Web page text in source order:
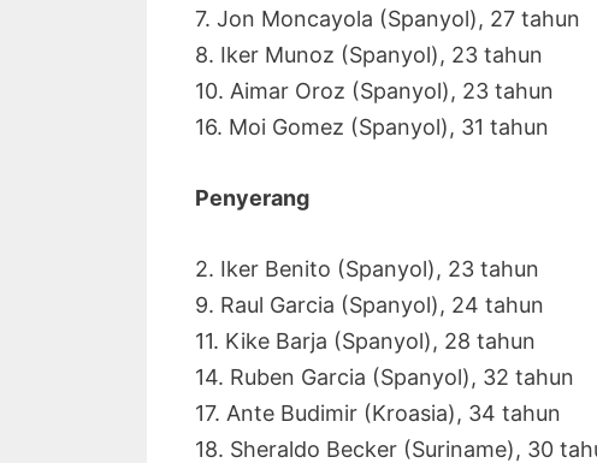
7. Jon Moncayola (Spanyol), 27 tahun
8. Iker Munoz (Spanyol), 23 tahun
10. Aimar Oroz (Spanyol), 23 tahun
16. Moi Gomez (Spanyol), 31 tahun
Penyerang
2. Iker Benito (Spanyol), 23 tahun
9. Raul Garcia (Spanyol), 24 tahun
11. Kike Barja (Spanyol), 28 tahun
14. Ruben Garcia (Spanyol), 32 tahun
17. Ante Budimir (Kroasia), 34 tahun
18. Sheraldo Becker (Suriname), 30